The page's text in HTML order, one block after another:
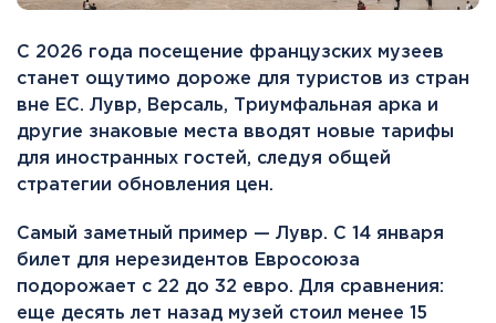
С 2026 года посещение французских музеев
станет ощутимо дороже для туристов из стран
вне ЕС. Лувр, Версаль, Триумфальная арка и
другие знаковые места вводят новые тарифы
для иностранных гостей, следуя общей
стратегии обновления цен.
Самый заметный пример — Лувр. С 14 января
билет для нерезидентов Евросоюза
подорожает с 22 до 32 евро. Для сравнения:
еще десять лет назад музей стоил менее 15